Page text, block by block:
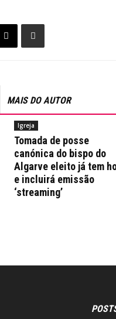
MAIS DO AUTOR
Igreja
Tomada de posse
canónica do bispo do
Algarve eleito já tem
e incluirá emissão
‘streaming’